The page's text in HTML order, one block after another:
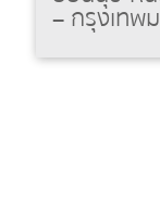
– กรุงเทพ